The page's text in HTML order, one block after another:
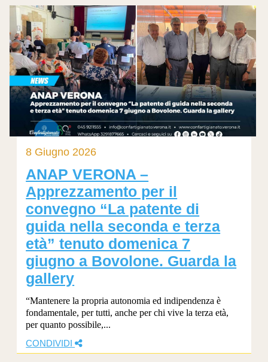
8 Giugno 2026
ANAP VERONA –
Apprezzamento per il
convegno “La patente di
guida nella seconda e terza
età” tenuto domenica 7
giugno a Bovolone. Guarda la
gallery
“Mantenere la propria autonomia ed indipendenza è
fondamentale, per tutti, anche per chi vive la terza età,
per quanto possibile,...
CONDIVIDI